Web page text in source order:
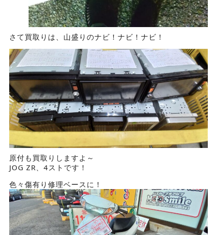
さて買取りは、山盛りのナビ！ナビ！ナビ！
原付も買取りしますよ～
JOG ZR、4ストです！
色々傷有り修理ベースに！